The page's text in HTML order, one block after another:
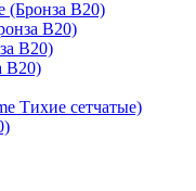
(Бронза B20)
B20)
B20)
B20)
Тихие сетчатые)